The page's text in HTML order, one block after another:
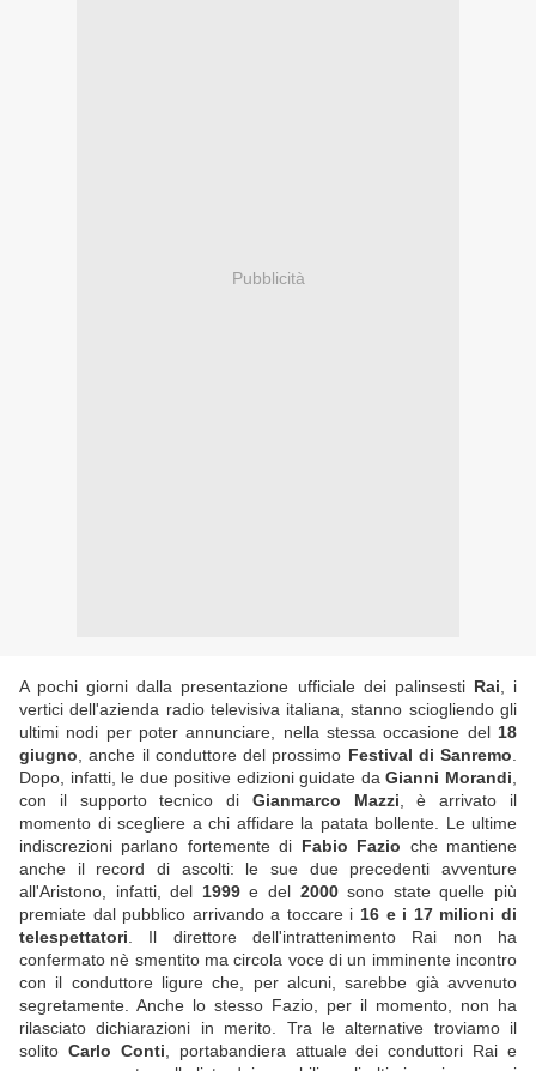
Pubblicità
A pochi giorni dalla presentazione ufficiale dei palinsesti Rai , i
vertici dell'azienda radio televisiva italiana, stanno sciogliendo gli
ultimi nodi per poter annunciare, nella stessa occasione del 18
giugno , anche il conduttore del prossimo Festival di Sanremo
Dopo, infatti, le due positive edizioni guidate daGianni Morandi
con il supporto tecnico di Gianmarco Mazzi , è arrivato il
momento di scegliere a chi affidare la patata bollente. Le ultime
indiscrezioni parlano fortemente di Fabio Fazio che mantiene
anche il record di ascolti: le sue due precedenti avventure
all'Aristono, infatti, del 1999e del 2000sono state quelle più
premiate dal pubblico arrivando a toccare i 16 e i 17 milioni di
telespettatori . Il direttore dell'intrattenimento Rai non ha
confermato nè smentito ma circola voce di un imminente incontro
con il conduttore ligure che, per alcuni, sarebbe già avvenuto
segretamente. Anche lo stesso Fazio, per il momento, non ha
rilasciato dichiarazioni in merito. Tra le alternative troviamo il
solito Carlo Conti , portabandiera attuale dei conduttori Rai e